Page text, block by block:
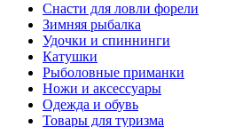
Снасти для ловли форели
Зимняя рыбалка
Удочки и спиннинги
Катушки
Рыболовные приманки
Ножи и аксессуары
Одежда и обувь
Товары для туризма